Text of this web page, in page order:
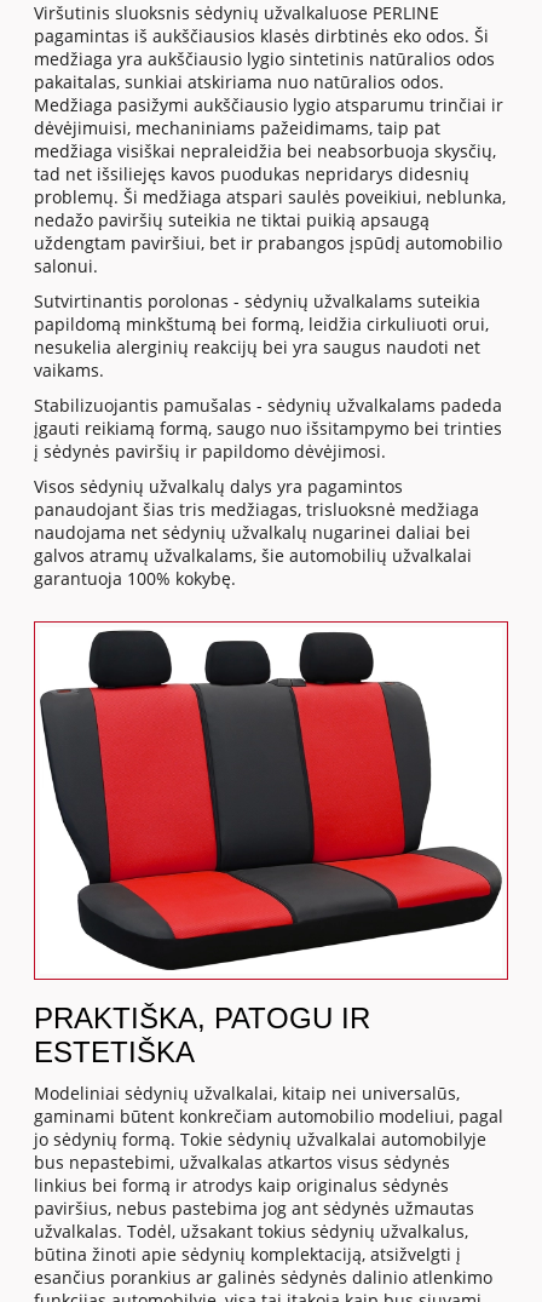
Viršutinis sluoksnis sėdynių užvalkaluose PERLINE
pagamintas iš aukščiausios klasės dirbtinės eko odos. Ši
medžiaga yra aukščiausio lygio sintetinis natūralios odos
pakaitalas, sunkiai atskiriama nuo natūralios odos.
Medžiaga pasižymi aukščiausio lygio atsparumu trinčiai ir
dėvėjimuisi, mechaniniams pažeidimams, taip pat
medžiaga visiškai nepraleidžia bei neabsorbuoja skysčių,
tad net išsiliejęs kavos puodukas nepridarys didesnių
problemų. Ši medžiaga atspari saulės poveikiui, neblunka,
nedažo paviršių suteikia ne tiktai puikią apsaugą
uždengtam paviršiui, bet ir prabangos įspūdį automobilio
salonui.
Sutvirtinantis porolonas - sėdynių užvalkalams suteikia
papildomą minkštumą bei formą, leidžia cirkuliuoti orui,
nesukelia alerginių reakcijų bei yra saugus naudoti net
vaikams.
Stabilizuojantis pamušalas - sėdynių užvalkalams padeda
įgauti reikiamą formą, saugo nuo išsitampymo bei trinties
į sėdynės paviršių ir papildomo dėvėjimosi.
Visos sėdynių užvalkalų dalys yra pagamintos
panaudojant šias tris medžiagas, trisluoksnė medžiaga
naudojama net sėdynių užvalkalų nugarinei daliai bei
galvos atramų užvalkalams, šie automobilių užvalkalai
garantuoja 100% kokybę.
PRAKTIŠKA, PATOGU IR
ESTETIŠKA
Modeliniai sėdynių užvalkalai, kitaip nei universalūs,
gaminami būtent konkrečiam automobilio modeliui, pagal
jo sėdynių formą. Tokie sėdynių užvalkalai automobilyje
bus nepastebimi, užvalkalas atkartos visus sėdynės
linkius bei formą ir atrodys kaip originalus sėdynės
paviršius, nebus pastebima jog ant sėdynės užmautas
užvalkalas. Todėl, užsakant tokius sėdynių užvalkalus,
būtina žinoti apie sėdynių komplektaciją, atsižvelgti į
esančius porankius ar galinės sėdynės dalinio atlenkimo